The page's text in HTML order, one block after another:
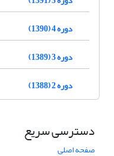
دوره 4 (1390)
دوره 3 (1389)
دوره 2 (1388)
دسترسی سریع
صفحه اصلی